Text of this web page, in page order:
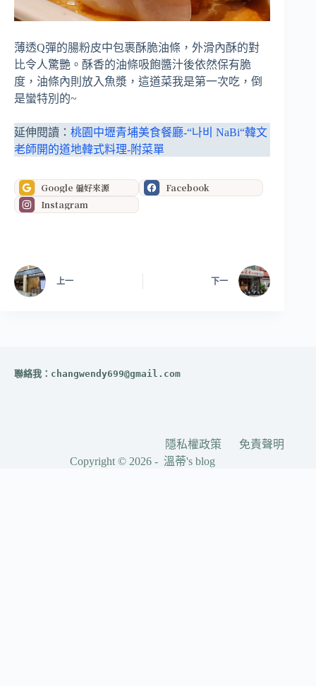
薄透Q彈的腸粉皮中包裹酥脆油條，外滑內酥的對
比令人驚艷。酥香的油條吸飽醬汁後依然保有脆
度，油條內則放入魚漿，這道菜我是第一次吃，倒
是蠻特別的~
延伸閱讀： 桃園中壢青埔美食餐廳-“나비 NaBi“韓文
老師開的道地韓式料理-附菜單
Google 偏好來源
Facebook
Instagram
上一 下一
聯絡我： changwendy699@gmail.com
隱私權政策
免責聲明
Copyright © 2026 - 溫蒂's blog